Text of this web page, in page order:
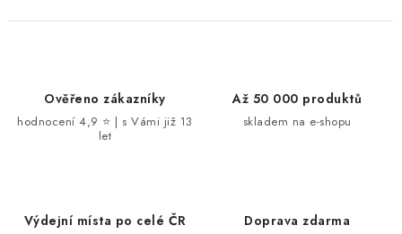
Ověřeno zákazníky
hodnocení 4,9 ⭐ | s Vámi již 13
let
Až 50 000 produktů
skladem na e-shopu
Výdejní místa po celé ČR Doprava zdarma